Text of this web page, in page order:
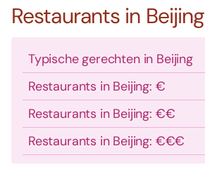
Restaurants in Beijing
Typische gerechten in Beijing
Restaurants in Beijing: €
Restaurants in Beijing: €€
Restaurants in Beijing: €€€